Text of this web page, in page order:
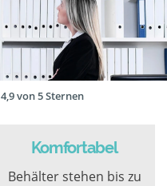
4,9 von 5 Sternen
Komfortabel
Behälter stehen bis zu